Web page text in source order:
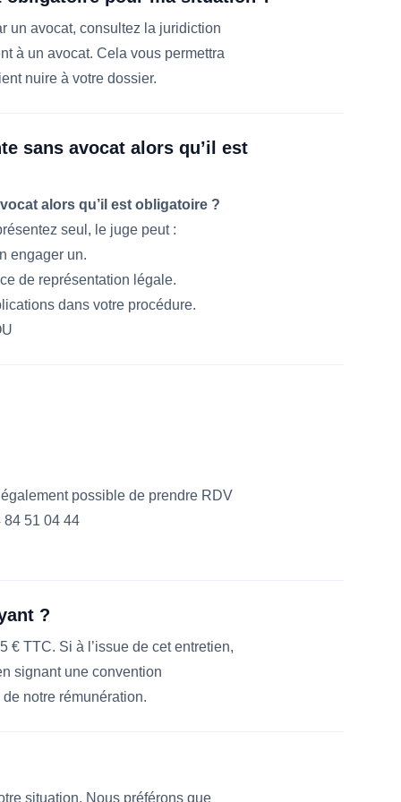
un avocat, consultez la juridiction
à un avocat. Cela vous permettra
nuire à votre dossier.
sans avocat alors qu’il est
alors qu’il est obligatoire ?
seul, le juge peut :
engager un.
de représentation légale.
dans votre procédure.
possible de prendre RDV
84 51 04 44
?
€ TTC. Si à l’issue de cet entretien,
signant une convention
notre rémunération.
situation. Nous préférons que